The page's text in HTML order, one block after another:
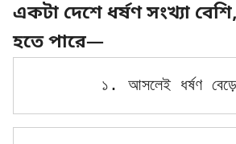
একটা দেশে ধর্ষণ সংখ্যা
হতে পারে—
১. আসলেই ধর্ষণ